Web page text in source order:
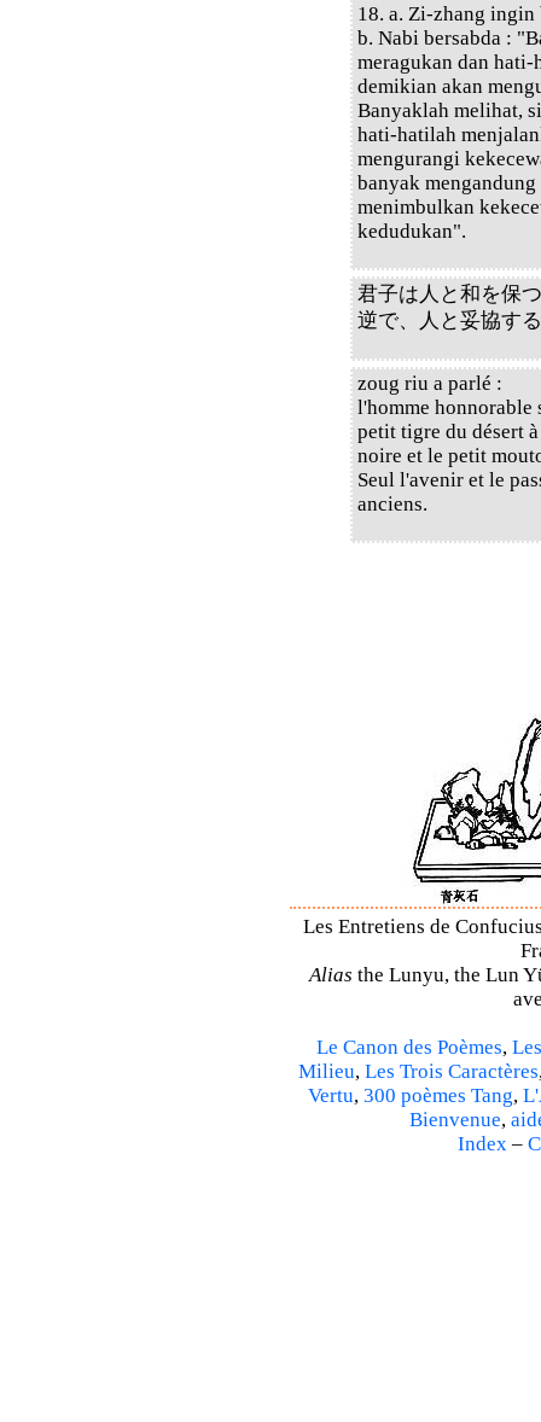
18. a. Zi-zhang ingin
b. Nabi bersabda :
meragukan dan
demikian akan
Banyaklah melihat,
hati-hatilah
mengurangi
banyak
menimbulkan
kedudukan".
君子は人と和を保
逆で、人と妥協す
zoug riu a parlé :
l'homme honnorable
petit tigre du désert
noire et le petit
Seul l'avenir et le
anciens.
Les Entretiens de
Alias the Lunyu, the Lun
Le Canon des Poèmes,
Milieu, Les Trois Caractères
Vertu, 300 poèmes Tang,
Bienvenue,
Index –